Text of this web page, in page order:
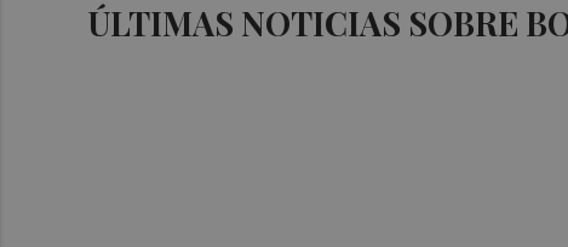
ÚLTIMAS NOTICIAS SOBRE